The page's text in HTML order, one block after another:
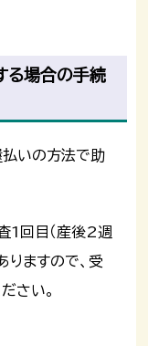
る場合の手続
いの方法で助
1回目（産後2週
りますので、受
さい。